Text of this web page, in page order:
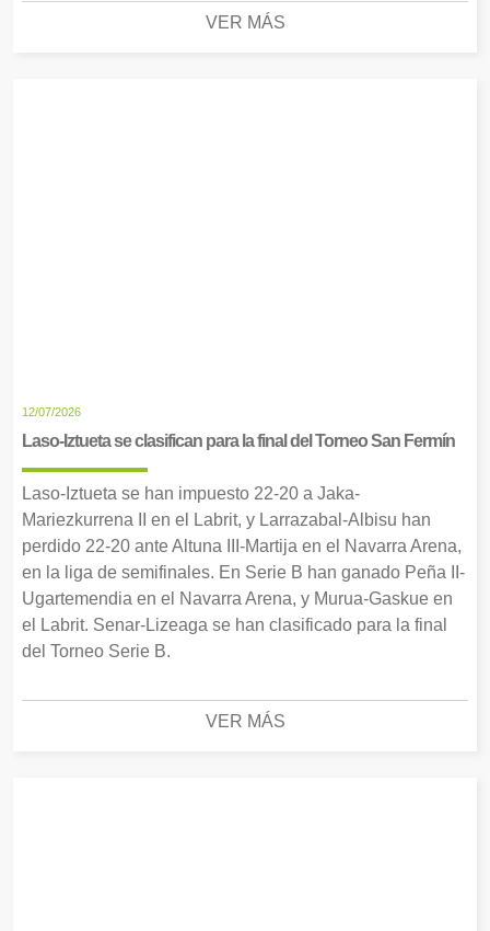
VER MÁS
12/07/2026
Laso-Iztueta se clasifican para la final del Torneo San Fermín
Laso-Iztueta se han impuesto 22-20 a Jaka-
Mariezkurrena II en el Labrit, y Larrazabal-Albisu han
perdido 22-20 ante Altuna III-Martija en el Navarra Arena,
en la liga de semifinales. En Serie B han ganado Peña II-
Ugartemendia en el Navarra Arena, y Murua-Gaskue en
el Labrit. Senar-Lizeaga se han clasificado para la final
del Torneo Serie B.
VER MÁS